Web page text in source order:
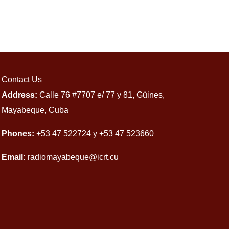
Contact Us
Address: Calle 76 #7707 e/ 77 y 81, Güines,
Mayabeque, Cuba
Phones: +53 47 522724 y +53 47 523660
Email: radiomayabeque@icrt.cu